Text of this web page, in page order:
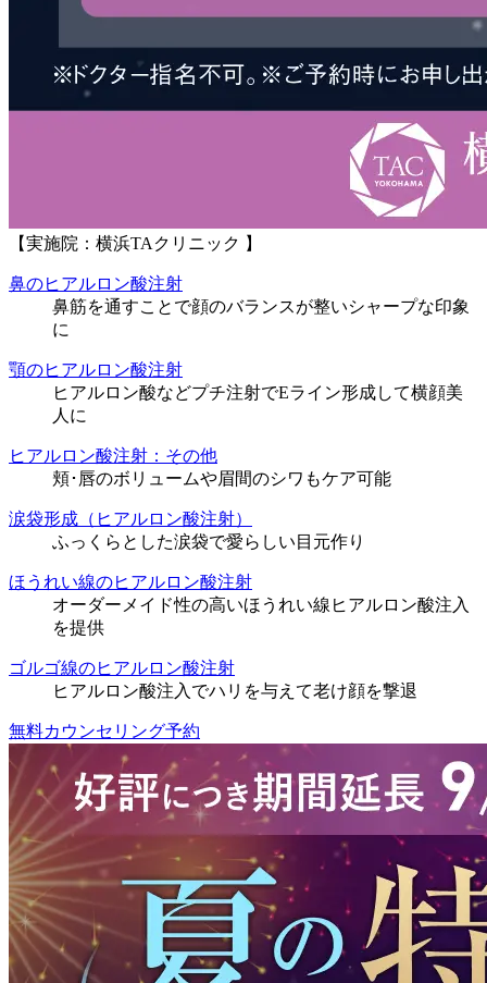
【実施院：横浜TAクリニック 】
鼻のヒアルロン酸注射
鼻筋を通すことで顔のバランスが整いシャープな印象
に
顎のヒアルロン酸注射
ヒアルロン酸などプチ注射でEライン形成して横顔美
人に
ヒアルロン酸注射：その他
頬･唇のボリュームや眉間のシワもケア可能
涙袋形成（ヒアルロン酸注射）
ふっくらとした涙袋で愛らしい目元作り
ほうれい線のヒアルロン酸注射
オーダーメイド性の高いほうれい線ヒアルロン酸注入
を提供
ゴルゴ線のヒアルロン酸注射
ヒアルロン酸注入でハリを与えて老け顔を撃退
無料カウンセリング予約